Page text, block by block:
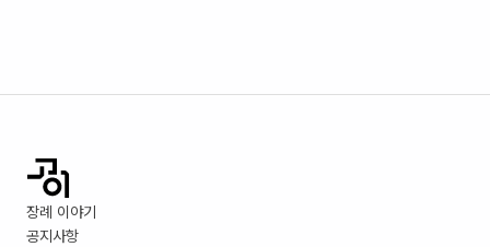
장례 이야기
공지사항